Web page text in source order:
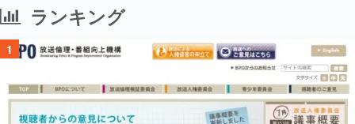
ランキング
1